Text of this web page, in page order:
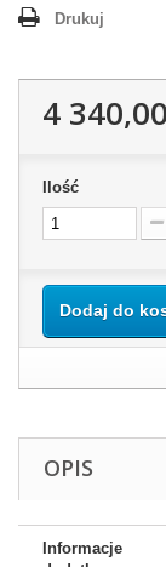
Drukuj
4
Ilość
Dodaj do
OPIS
Informacje